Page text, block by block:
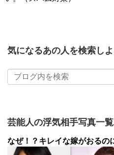
気になるあの人を検索しよ
芸能人の浮気相手写真一
なぜ！？キレイな嫁がおるの